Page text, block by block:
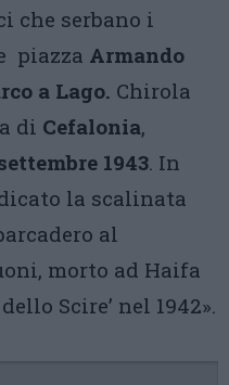
che serbano i
piazza Armando
a Lago. Chirola
di Cefalonia,
1943. In
la scalinata
al
morto ad Haifa
Scire’ nel 1942».